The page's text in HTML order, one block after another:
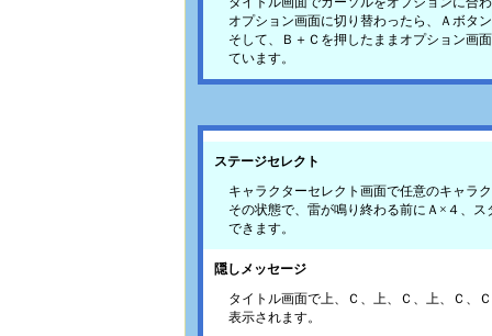
オプション画面に切り替わったら、Ａボタ
そして、Ｂ＋Ｃを押したままオプション画
ています。
ステージセレクト
キャラクターセレクト画面で任意のキャラ
その状態で、雷が鳴り終わる前にＡ×４、
できます。
隠しメッセージ
タイトル画面で上、Ｃ、上、Ｃ、上、Ｃ、
表示されます。